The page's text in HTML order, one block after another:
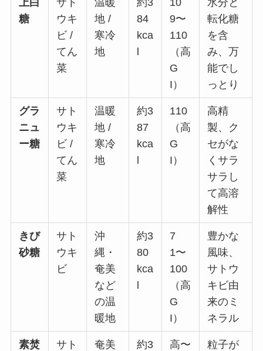
糖
ウキ
ビ /
てん
菜
地 /
寒冷
地
84
kca
l
9〜
110
（高
G
I）
転化糖
を含
み、万
能でし
っとり
グラ
ニュ
ー糖
サト
ウキ
ビ /
てん
菜
温暖
地 /
寒冷
地
約3
87
kca
l
110
（高
G
I）
高精
製、ク
セがな
くサラ
サラし
て高溶
解性
きび
砂糖
サト
ウキ
ビ
沖
縄・
奄美
など
の温
暖地
約3
80
kca
l
7
1〜
100
（高
G
I）
豊かな
風味、
サトウ
キビ由
来のミ
ネラル
素焚
サト
奄美
約3
高〜
粒子が